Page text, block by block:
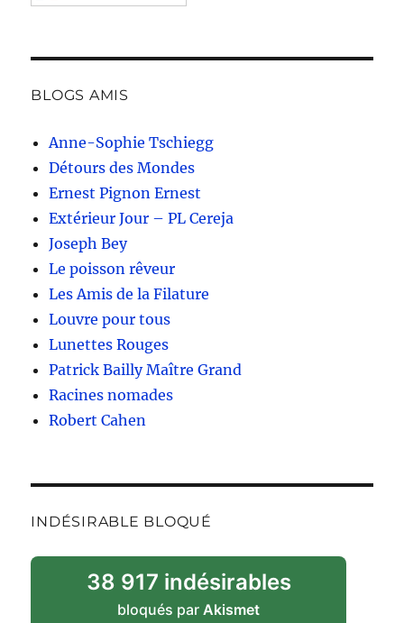
BLOGS AMIS
Anne-Sophie Tschiegg
Détours des Mondes
Ernest Pignon Ernest
Extérieur Jour – PL Cereja
Joseph Bey
Le poisson rêveur
Les Amis de la Filature
Louvre pour tous
Lunettes Rouges
Patrick Bailly Maître Grand
Racines nomades
Robert Cahen
INDÉSIRABLE BLOQUÉ
38 917 indésirables
bloqués parAkismet